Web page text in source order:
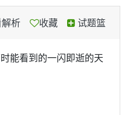
析 收藏 试题篮
能看到的一闪即逝的天